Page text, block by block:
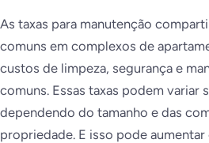
As taxas para manutenção
comuns em complexos de
custos de limpeza, segurança e
comuns. Essas taxas podem variar
dependendo do tamanho e das
propriedade. E isso pode